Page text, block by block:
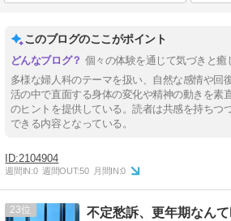
このブログのここがポイント
個々の体験を通じて気づきと癒
多様な婦人科のテーマを扱い、自然な感情や回
活の中で直面する身体の変化や精神の動きを素
のヒントを提供している。読者は共感を持ちつ
できる内容となっている。
2104904
週間IN:0 週間OUT:50 月間IN:0
23